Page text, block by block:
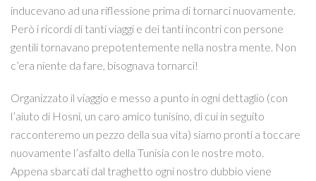
inducevano ad una riflessione prima di tornarci nuovamente.
Però i ricordi di tanti viaggi e dei tanti incontri con persone
gentili tornavano prepotentemente nella nostra mente. Non
c’era niente da fare, bisognava tornarci!
Organizzato il viaggio e messo a punto in ogni dettaglio (con
l’aiuto di Hosni, un caro amico tunisino, di cui in seguito
racconteremo un pezzo della sua vita) siamo pronti a toccare
nuovamente l’asfalto della Tunisia con le nostre moto.
Appena sbarcati dal traghetto ogni nostro dubbio viene